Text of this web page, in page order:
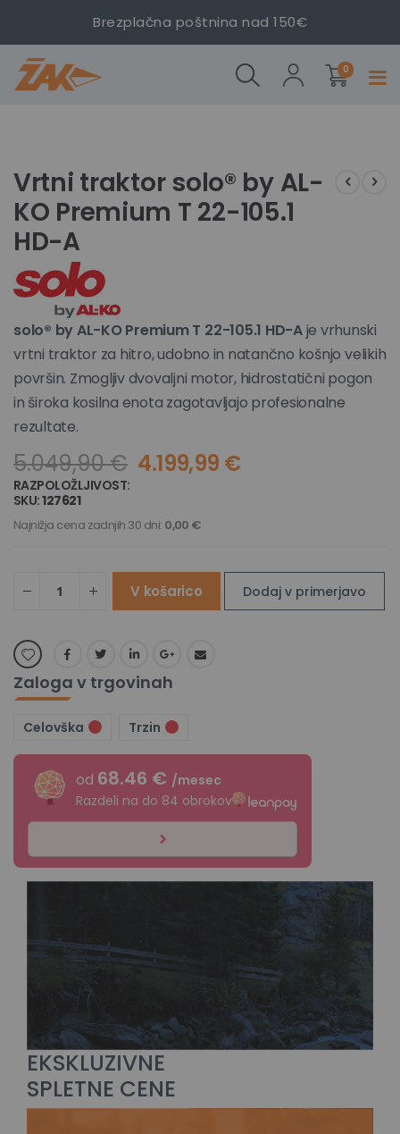
Brezplačna poštnina nad 150€
0izdelki
galerije
slik
T 22-
105.1 HD-
T 22-
105.1 HD-
T 22-
105.1 HD-
galerije
slik
Vrtni traktor solo® by AL-
KO Premium T 22-105.1
HD-A
solo® by AL-KO Premium T 22-105.1 HD-Aje vrhunski
vrtni traktor za hitro, udobno in natančno košnjo velikih
površin. Zmogljiv dvovaljni motor, hidrostatični pogon
in široka kosilna enota zagotavljajo profesionalne
rezultate.
5.049,90 € 4.199,99 €
RAZPOLOŽLJIVOST:
SKU 127621
Najnižja cena zadnjih 30 dni: 0,00 €
V košarico Dodaj v primerjavo
Zaloga v trgovinah
Celovška Trzin
od 68.46 € /mesec
Razdeli na do 84 obrokov
EKSKLUZIVNE
SPLETNE CENE